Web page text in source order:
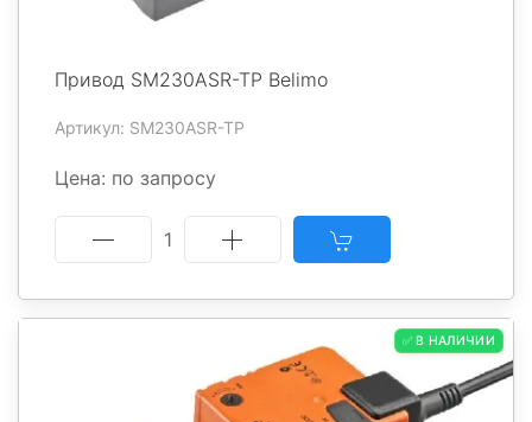
Привод SM230ASR-TP Belimo
Артикул: SM230ASR-TP
Цена: по запросу
1
✅ В НАЛИЧИИ